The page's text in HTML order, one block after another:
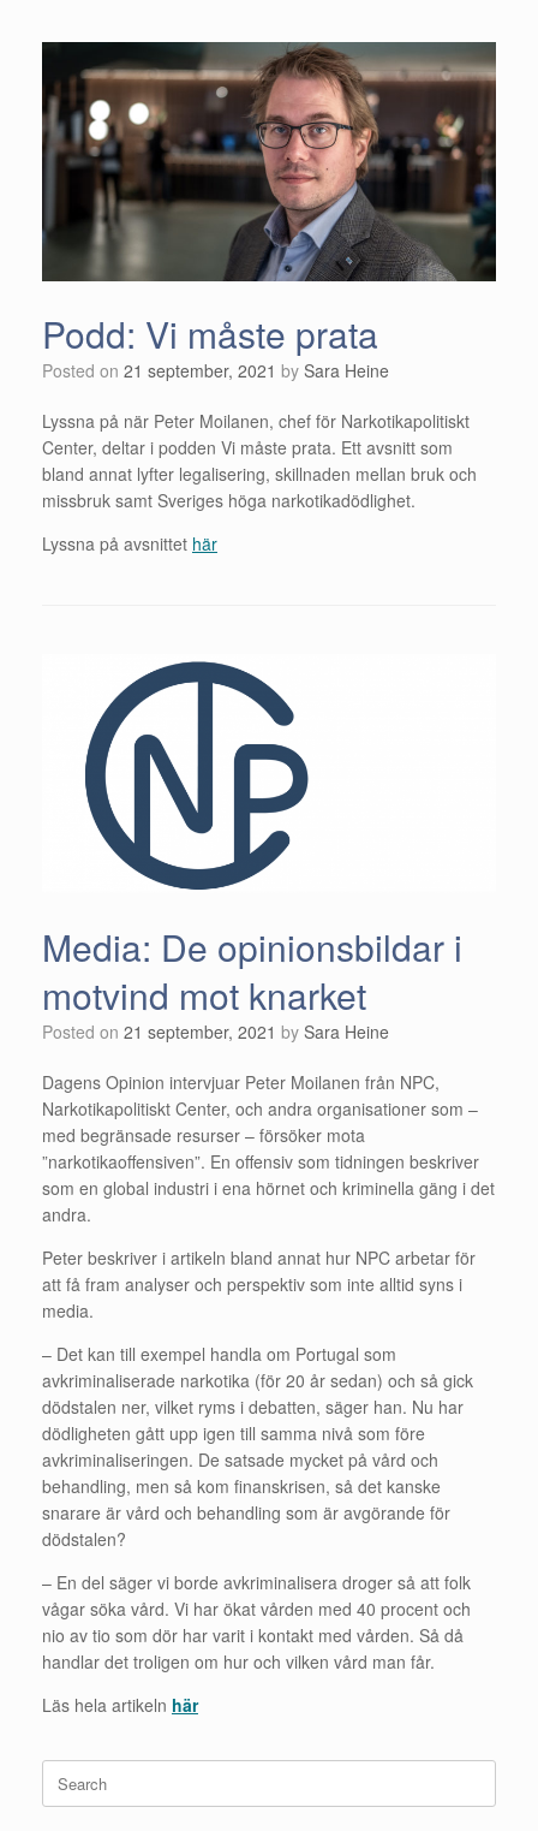
Podd: Vi måste prata
Posted on 21 september, 2021 by Sara Heine
Lyssna på när Peter Moilanen, chef för Narkotikapolitiskt
Center, deltar i podden Vi måste prata. Ett avsnitt som
bland annat lyfter legalisering, skillnaden mellan bruk och
missbruk samt Sveriges höga narkotikadödlighet.
Lyssna på avsnittet här
Media: De opinionsbildar i
motvind mot knarket
Posted on 21 september, 2021 by Sara Heine
Dagens Opinion intervjuar Peter Moilanen från NPC,
Narkotikapolitiskt Center, och andra organisationer som –
med begränsade resurser – försöker mota
”narkotikaoffensiven”. En offensiv som tidningen beskriver
som en global industri i ena hörnet och kriminella gäng i det
andra.
Peter beskriver i artikeln bland annat hur NPC arbetar för
att få fram analyser och perspektiv som inte alltid syns i
media.
– Det kan till exempel handla om Portugal som
avkriminaliserade narkotika (för 20 år sedan) och så gick
dödstalen ner, vilket ryms i debatten, säger han. Nu har
dödligheten gått upp igen till samma nivå som före
avkriminaliseringen. De satsade mycket på vård och
behandling, men så kom finanskrisen, så det kanske
snarare är vård och behandling som är avgörande för
dödstalen?
– En del säger vi borde avkriminalisera droger så att folk
vågar söka vård. Vi har ökat vården med 40 procent och
nio av tio som dör har varit i kontakt med vården. Så då
handlar det troligen om hur och vilken vård man får.
Läs hela artikeln här
Search
for: